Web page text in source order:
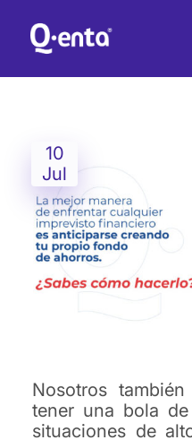
10
Jul
Nosotros
tener una bola
situaciones de